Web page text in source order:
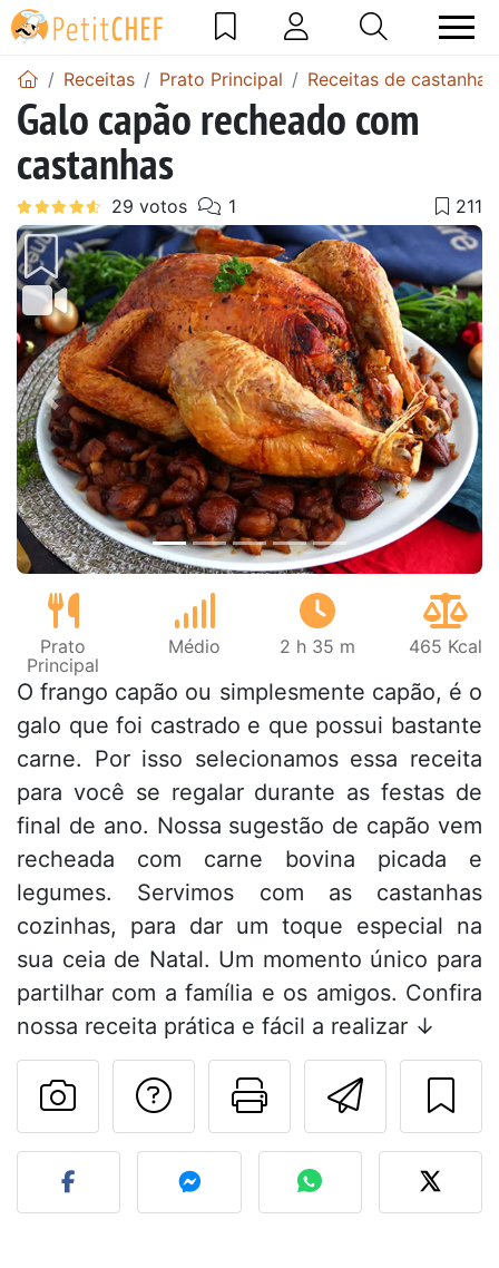
Receitas Prato Principal Receitas de castanhas
Galo capão recheado com
castanhas
Anterior Next
Prato
Principal
Médio 2 h 35 m 465 Kcal
O frango capão ou simplesmente capão, é o
galo que foi castrado e que possui bastante
carne. Por isso selecionamos essa receita
para você se regalar durante as festas de
final de ano. Nossa sugestão de capão vem
recheada com carne bovina picada e
legumes. Servimos com as castanhas
cozinhas, para dar um toque especial na
sua ceia de Natal. Um momento único para
partilhar com a família e os amigos. Confira
nossa receita prática e fácil a realizar ↓
Imprima
Falar com o autor
Fez esta receita?